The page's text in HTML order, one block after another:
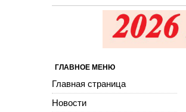
ГЛАВНОЕ МЕНЮ
Главная страница
Новости